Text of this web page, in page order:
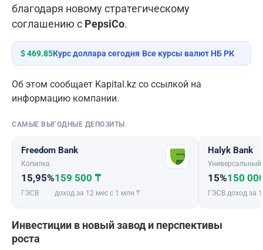
благодаря новому стратегическому
соглашению с PepsiCo.
$ 469.85Курс доллара сегодня·Все курсы валют НБ РК
Об этом сообщает Kapital.kz со ссылкой на
информацию компании.
САМЫЕ ВЫГОДНЫЕ ДЕПОЗИТЫ
Freedom Bank
Копилка
15,95%
ГЭСВ
159 500 ₸
доход за 12 мес с 1 млн ₸
Halyk Bank
Универсальный
15%
ГЭСВ
150
доход за
Инвестиции в новый завод и перспективы
роста